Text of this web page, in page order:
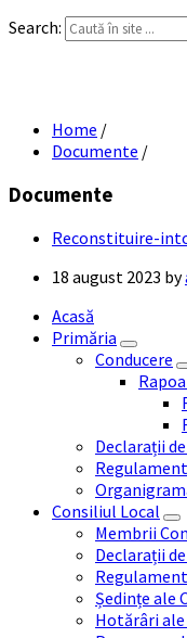
Search:
Home /
Documente /
Documente
Reconstituire-
18 august 2023 by
Acasă
Primăria
Conducere
Declarații
Consiliul Local
Membrii
Declarații
Ședințe ale
Hotărâri